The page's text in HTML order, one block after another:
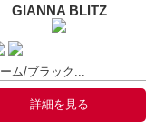
GIANNA BLITZ
ム/ブラック...
詳細を見る